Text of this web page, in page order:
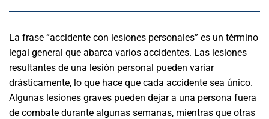
La frase “accidente con lesiones personales” es un término
legal general que abarca varios accidentes. Las lesiones
resultantes de una lesión personal pueden variar
drásticamente, lo que hace que cada accidente sea único.
Algunas lesiones graves pueden dejar a una persona fuera
de combate durante algunas semanas, mientras que otras